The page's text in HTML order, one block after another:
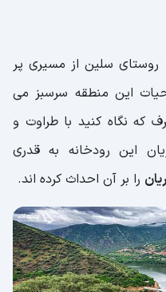
روستای سلین از مسیری پر
این منطقه سرسبز می
که نگاه کنید با طراوت و
این رودخانه به قدری
را بر آن احداث کرده اند.